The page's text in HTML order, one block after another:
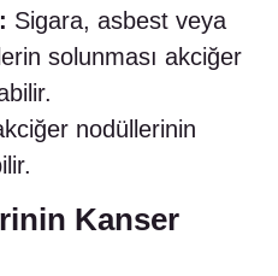
Sigara, asbest veya
solunması akciğer
nodüllerinin
Kanser